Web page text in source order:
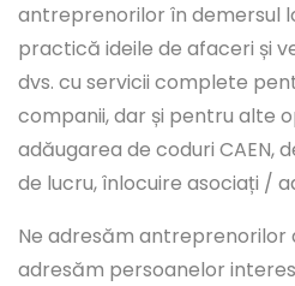
antreprenorilor în demersul
practică ideile de afaceri și
dvs. cu servicii complete
companii, dar și pentru alte
adăugarea de coduri CAEN,
de lucru, înlocuire asociați /
Ne adresăm antreprenorilor
adresăm persoanelor